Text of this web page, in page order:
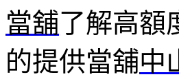
當舖了解高額
的提供當舖中